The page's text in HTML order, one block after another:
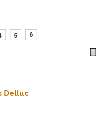
5 6
Delluc